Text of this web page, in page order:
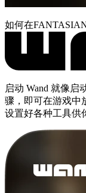
如何在
启动 Wand 就像
骤，即可在游戏中
设置好各种工具供